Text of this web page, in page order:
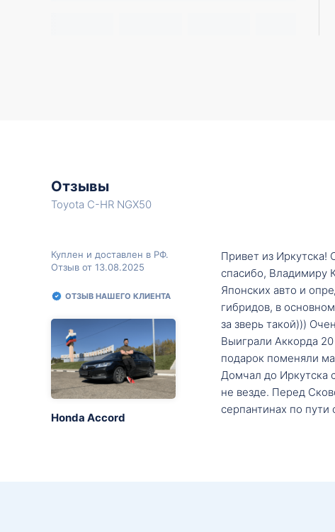
Отзывы
Toyota C-HR NGX50
Куплен и доставлен в РФ.
Отзыв от 13.08.2025
ОТЗЫВ НАШЕГО КЛИЕНТА
Honda Accord
Привет из Иркутска!
спасибо, Владимиру
Японских авто и
гибридов, в
за зверь такой)))
Выиграли Аккорда
подарок поменяли
Домчал до Иркутска
не везде. Перед
серпантинах по пути